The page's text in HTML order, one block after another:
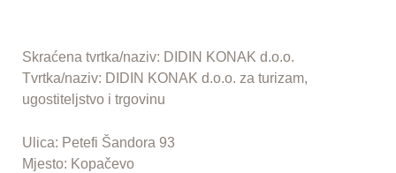
Skraćena tvrtka/naziv: DIDIN KONAK d.o.o.
Tvrtka/naziv: DIDIN KONAK d.o.o. za turizam,
ugostiteljstvo i trgovinu
Ulica: Petefi Šandora 93
Mjesto: Kopačevo